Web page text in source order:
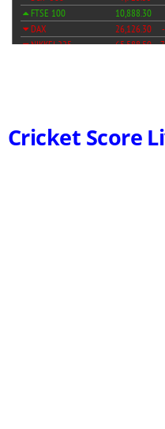
Cricket Score